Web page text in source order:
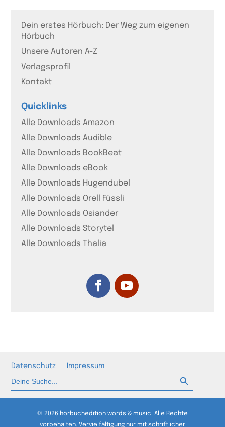
Dein erstes Hörbuch: Der Weg zum eigenen
Hörbuch
Unsere Autoren A-Z
Verlagsprofil
Kontakt
Quicklinks
Alle Downloads Amazon
Alle Downloads Audible
Alle Downloads BookBeat
Alle Downloads eBook
Alle Downloads Hugendubel
Alle Downloads Orell Füssli
Alle Downloads Osiander
Alle Downloads Storytel
Alle Downloads Thalia
Datenschutz Impressum
nach:
© 2026 hörbuchedition words & music. Alle Rechte
vorbehalten. Vervielfältigung nur mit schriftlicher